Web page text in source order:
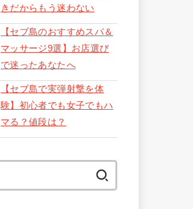
きだからもう迷わない
【セブ島のおすすめスパ＆
マッサージ9選】お店選び
で迷ったあなたへ
【セブ島で実弾射撃を体
験】初心者でも女子でもハ
マる？値段は？